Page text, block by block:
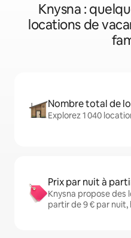
Knysna :
locations de
Nombre total de
Explorez 1 040
Prix par nuit à
Knysna propose des
partir de 9 € par